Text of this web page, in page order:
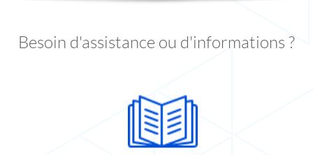
Besoin d'assistance ou d'informations ?